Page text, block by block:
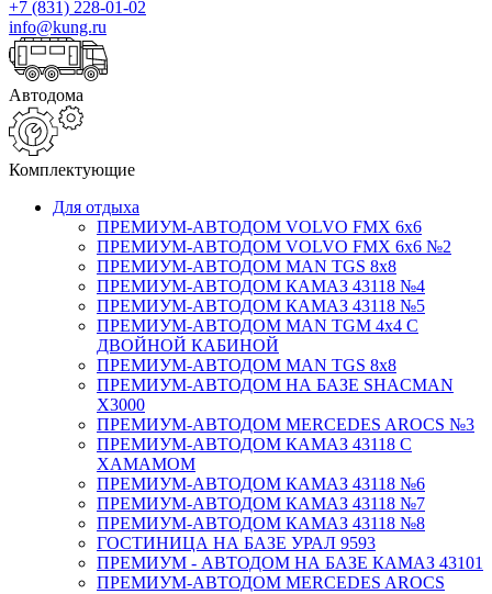
+7 (831) 228-01-02
info@kung.ru
Автодома
Комплектующие
Для отдыха
ПРЕМИУМ-АВТОДОМ VOLVO FMX 6x6
ПРЕМИУМ-АВТОДОМ VOLVO FMX 6x6 №2
ПРЕМИУМ-АВТОДОМ MAN TGS 8х8
ПРЕМИУМ-АВТОДОМ КАМАЗ 43118 №4
ПРЕМИУМ-АВТОДОМ КАМАЗ 43118 №5
ПРЕМИУМ-АВТОДОМ MAN TGM 4х4 С
ДВОЙНОЙ КАБИНОЙ
ПРЕМИУМ-АВТОДОМ MAN TGS 8х8
ПРЕМИУМ-АВТОДОМ НА БАЗЕ SHACMAN
X3000
ПРЕМИУМ-АВТОДОМ MERCEDES AROCS №3
ПРЕМИУМ-АВТОДОМ КАМАЗ 43118 С
ХАМАМОМ
ПРЕМИУМ-АВТОДОМ КАМАЗ 43118 №6
ПРЕМИУМ-АВТОДОМ КАМАЗ 43118 №7
ПРЕМИУМ-АВТОДОМ КАМАЗ 43118 №8
ГОСТИНИЦА НА БАЗЕ УРАЛ 9593
ПРЕМИУМ - АВТОДОМ НА БАЗЕ КАМАЗ 43101
ПРЕМИУМ-АВТОДОМ MERCEDES AROCS